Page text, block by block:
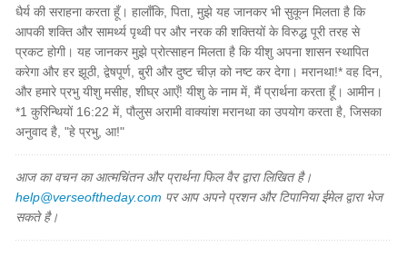
धैर्य की सराहना करता हूँ। हालाँकि, पिता, मुझे यह जानकर भी सुकून मिलता है कि
आपकी शक्ति और सामर्थ्य पृथ्वी पर और नरक की शक्तियों के विरुद्ध पूरी तरह से
प्रकट होगी। यह जानकर मुझे प्रोत्साहन मिलता है कि यीशु अपना शासन स्थापित
करेगा और हर झूठी, द्वेषपूर्ण, बुरी और दुष्ट चीज़ को नष्ट कर देगा। मरानथा!* वह दिन,
और हमारे प्रभु यीशु मसीह, शीघ्र आएँ! यीशु के नाम में, मैं प्रार्थना करता हूँ। आमीन।
*1 कुरिन्थियों 16:22 में, पौलुस अरामी वाक्यांश मरानथा का उपयोग करता है, जिसका
अनुवाद है, "हे प्रभु, आ!"
आज का वचन का आत्मचिंतन और प्रार्थना फिल वैर द्वारा लिखित है।
help@verseoftheday.com पर आप अपने प्रशन और टिपानिया ईमेल द्वारा भेज
सकते है।